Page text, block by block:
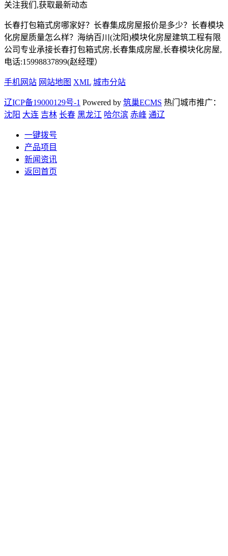
关注我们,获取最新动态
长春打包箱式房哪家好？长春集成房屋报价是多少？长春模块
化房屋质量怎么样？海纳百川(沈阳)模块化房屋建筑工程有限
公司专业承接长春打包箱式房,长春集成房屋,长春模块化房屋,
电话:15998837899(赵经理）
手机网站 网站地图 XML 城市分站
辽ICP备19000129号-1 Powered by 筑巢ECMS 热门城市推广：
沈阳 大连 吉林 长春 黑龙江 哈尔滨 赤峰 通辽
一键拨号
产品项目
新闻资讯
返回首页